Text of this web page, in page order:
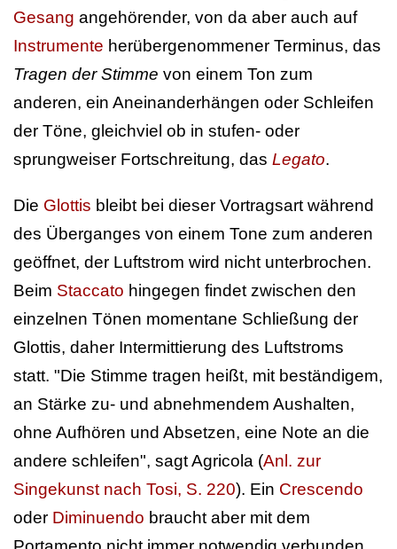
Gesang angehörender, von da aber auch auf
Instrumente herübergenommener Terminus, das
Tragen der Stimme von einem Ton zum
anderen, ein Aneinanderhängen oder Schleifen
der Töne, gleichviel ob in stufen- oder
sprungweiser Fortschreitung, das Legato.
Die Glottis bleibt bei dieser Vortragsart während
des Überganges von einem Tone zum anderen
geöffnet, der Luftstrom wird nicht unterbrochen.
Beim Staccato hingegen findet zwischen den
einzelnen Tönen momentane Schließung der
Glottis, daher Intermittierung des Luftstroms
statt. "Die Stimme tragen heißt, mit beständigem,
an Stärke zu- und abnehmendem Aushalten,
ohne Aufhören und Absetzen, eine Note an die
andere schleifen", sagt Agricola (Anl. zur
Singekunst nach Tosi, S. 220). Ein Crescendo
oder Diminuendo braucht aber mit dem